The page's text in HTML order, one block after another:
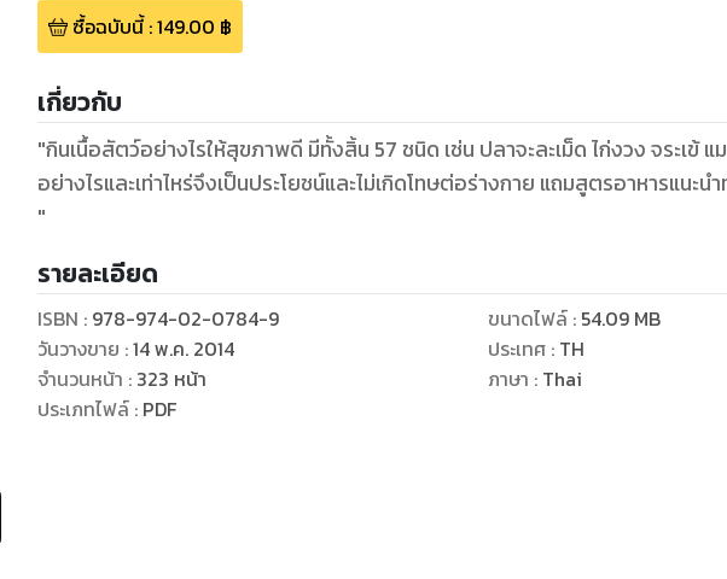
ซื้อฉบับนี้:149.00 ฿
เกี่ยวกับ
"กินเนื้อสัตว์อย่างไรให้สุขภาพดี มีทั้งสิ้น 57 ชนิด เช่น ปลาจะละเม็ด ไก่งวง จระเข้ แม
อย่างไรและเท่าไหร่จึงเป็นประโยชน์และไม่เกิดโทษต่อร่างกาย แถมสูตรอาหารแนะนำ
"
รายละเอียด
ISBN : 978-974-02-0784-9
วันวางขาย :14 พ.ค. 2014
จำนวนหน้า : 323 หน้า
ประเภทไฟล์: PDF
ขนาดไฟล์: 54.09 MB
ประเทศ : TH
ภาษา : Thai